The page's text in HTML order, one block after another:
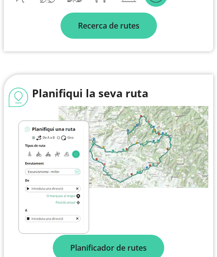
Recerca de rutes
Planifiqui la seva ruta
Planificador de rutes